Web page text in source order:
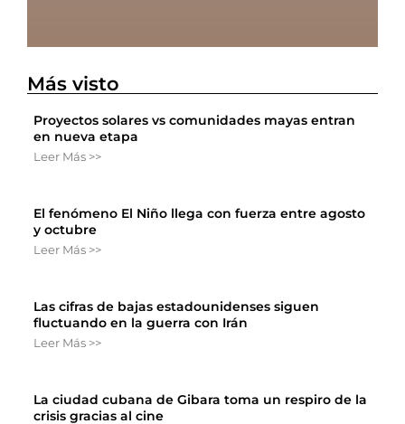
Más visto
Proyectos solares vs comunidades mayas entran
en nueva etapa
Leer Más >>
El fenómeno El Niño llega con fuerza entre agosto
y octubre
Leer Más >>
Las cifras de bajas estadounidenses siguen
fluctuando en la guerra con Irán
Leer Más >>
La ciudad cubana de Gibara toma un respiro de la
crisis gracias al cine